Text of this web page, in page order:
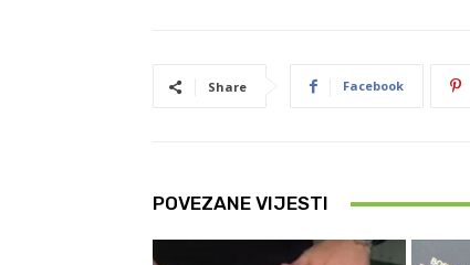
Share Facebook
POVEZANE VIJESTI